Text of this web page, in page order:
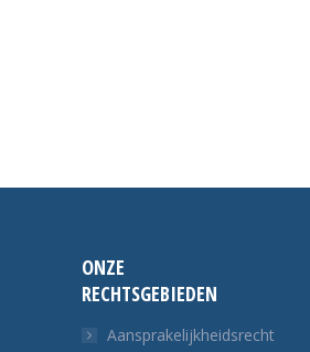
ONZE
RECHTSGEBIEDEN
Aansprakelijkheidsrecht